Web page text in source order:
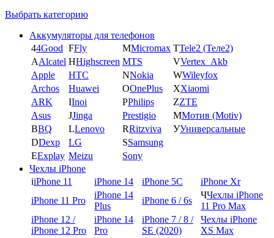
Выбрать категорию
Аккумуляторы для телефонов
44Good FFly MMicromax TTele2 (Теле2)
AAlcatel HHighscreen MTS VVertex_Akb
Apple
HTC NNokia WWileyfox
Archos
Huawei OOnePlus XXiaomi
ARK
IInoi PPhilips ZZTE
Asus
JJinga Prestigio ММотив (Motiv)
BBQ LLenovo RRitzviva УУниверсальные
DDexp LG SSamsung
EExplay Meizu
Sony
Чехлы iPhone
iiPhone 11 iPhone 14 iPhone 5C
iPhone Xr
iPhone 11 Pro
iPhone 14
Plus
iPhone 6 / 6s
ЧЧехлы iPhone
11 Pro Max
iPhone 12 /
iPhone 12 Pro
iPhone 14
Pro
iPhone 7 / 8 /
SE (2020)
Чехлы iPhone
XS Max